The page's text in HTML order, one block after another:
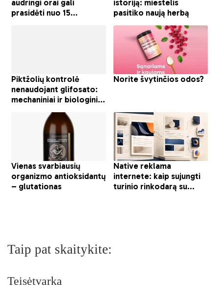
Taip pat skaitykite:
Teisėtvarka